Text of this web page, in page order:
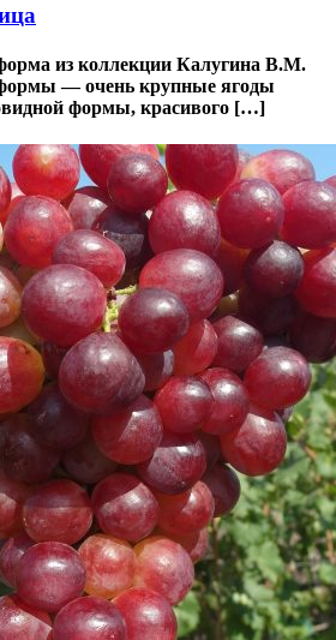
из коллекции Калугина В.М.
формы — очень крупные ягоды
формы, красивого […]